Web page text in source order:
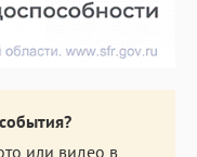
или видео в